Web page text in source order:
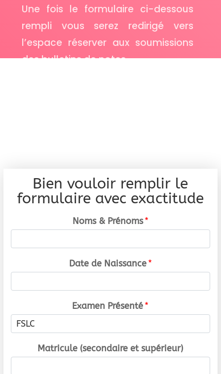
Une fois le formulaire ci-dessous
rempli vous serez redirigé vers
l’espace réserver aux soumissions
des bulletins de notes.
Bien vouloir remplir le
formulaire avec exactitude
Noms & Prénoms*
Date de Naissance*
Examen Présenté*
Matricule (secondaire et supérieur)